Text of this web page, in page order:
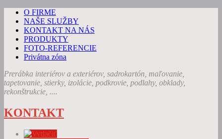
O FIRME
NAŠE SLUŽBY
KONTAKT NA NÁS
PRODUKTY
FOTO-REFERENCIE
Privátna zóna
Prerábka interiérov a exteriérov, sadrokartón, maľovanie,
tapetovanie, stierky, izolácie, podkrovie, podlahy, obklady,
rekonštrukcie, ....
KONTAKT